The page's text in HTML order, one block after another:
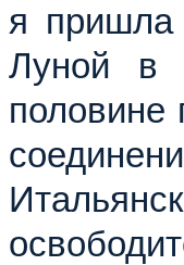
я пришла
Луной в
половине